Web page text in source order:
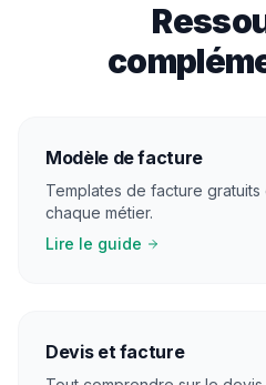
Modèle de facture
Templates de facture
chaque métier.
Lire le guide
Devis et facture